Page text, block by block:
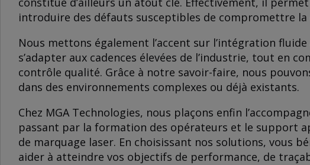
introduire des défauts susceptibles de compromettre
Nous mettons également l’accent sur l’intégration
s’adapter aux cadences élevées de l’industrie, tout en
contrôle qualité. Grâce à notre savoir-faire, nous
dans des environnements complexes ou déjà existants.
Chez MGA Technologies, nous plaçons enfin
passant par la formation des opérateurs et le support
de marquage laser. En choisissant nos solutions, vous
aider à atteindre vos objectifs de performance, de